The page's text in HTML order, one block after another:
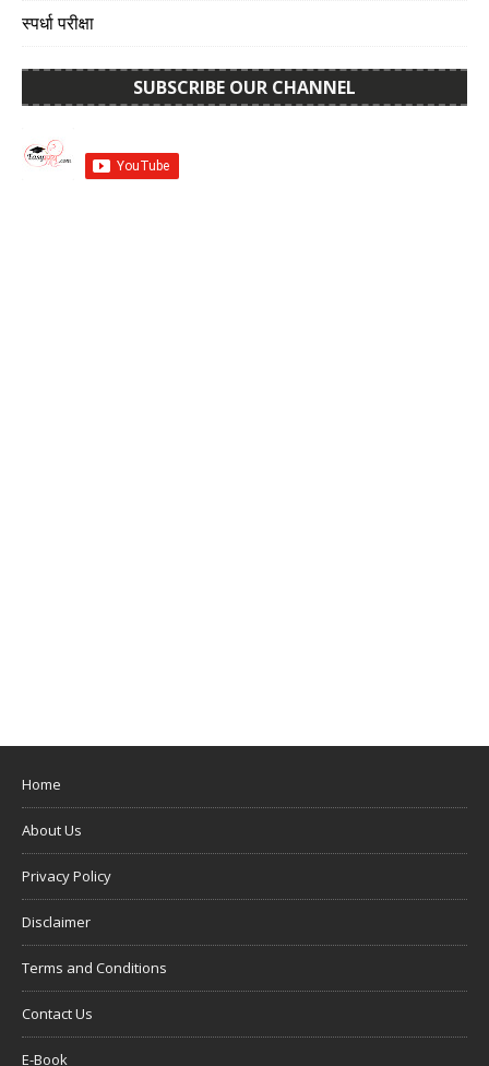
स्पर्धा परीक्षा
SUBSCRIBE OUR CHANNEL
Home
About Us
Privacy Policy
Disclaimer
Terms and Conditions
Contact Us
E-Book